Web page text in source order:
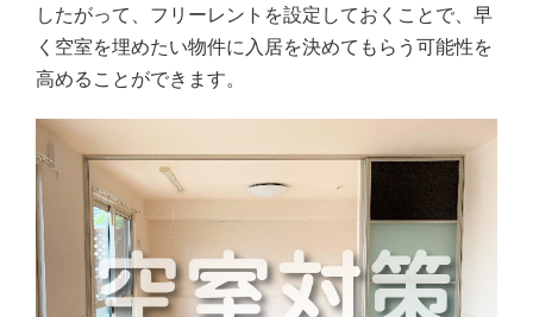
したがって、フリーレントを設定しておくことで、早
く空室を埋めたい物件に入居を決めてもらう可能性を
高めることができます。